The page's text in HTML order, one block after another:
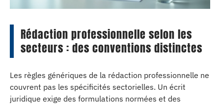
Rédaction professionnelle selon les
secteurs : des conventions distinctes
Les règles génériques de la rédaction professionnelle ne
couvrent pas les spécificités sectorielles. Un écrit
juridique exige des formulations normées et des